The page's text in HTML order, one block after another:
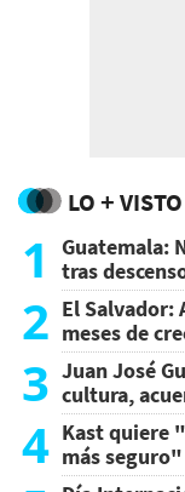
LO + VISTO
1
Guatemala:
tras
2 El Salvador:
meses de
3 Juan José
cultura,
4 Kast quiere
más